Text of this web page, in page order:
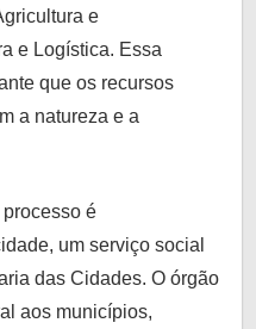
e
e Logística. Essa
que os recursos
a natureza e a
é
um serviço social
das Cidades. O órgão
aos municípios,